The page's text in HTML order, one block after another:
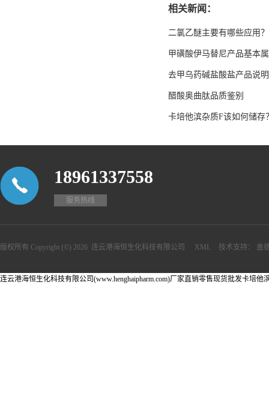
相关新闻：
二氯乙醚主要有哪些应用？
甲磺酸伊马替尼产品基本
去甲乌药碱盐酸盐产品说明
醋酸奥曲肽品质鉴别
卡培他滨杂质F该如何储存
18961337558
服务热线
版权所有 Copyright (©) 2026 连云港海恒生化科技有限公司 XML 技术支持： 盖
连云港海恒生化科技有限公司(www.henghaipharm.com)厂家直销零售现货批发卡培